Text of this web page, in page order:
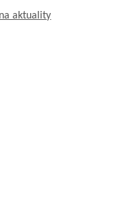
aktuality